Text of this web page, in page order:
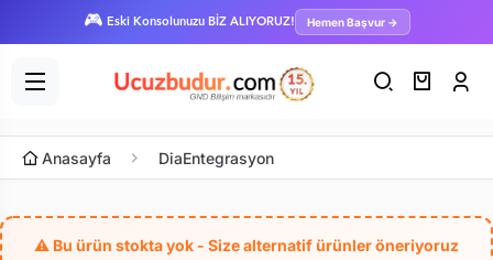
🎮 Eski Konsolunuzu BİZ ALIYORUZ! Hemen Başvur →
Anasayfa DiaEntegrasyon